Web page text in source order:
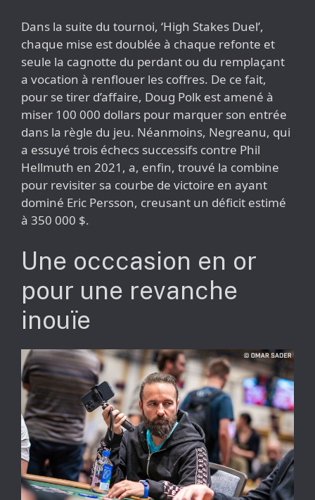
Dans la suite du tournoi, ‘High Stakes Duel’,
chaque mise est doublée à chaque refonte et
seule la cagnotte du perdant ou du remplaçant
a vocation à renflouer les coffres. De ce fait,
pour se tirer d’affaire, Doug Polk est amené à
miser 100 000 dollars pour marquer son entrée
dans la règle du jeu. Néanmoins, Negreanu, qui
a essuyé trois échecs successifs contre Phil
Hellmuth en 2021, a, enfin, trouvé la combine
pour revisiter sa courbe de victoire en ayant
dominé Eric Persson, creusant un déficit estimé
à 350 000 $.
Une occcasion en or
pour une revanche
inouïe